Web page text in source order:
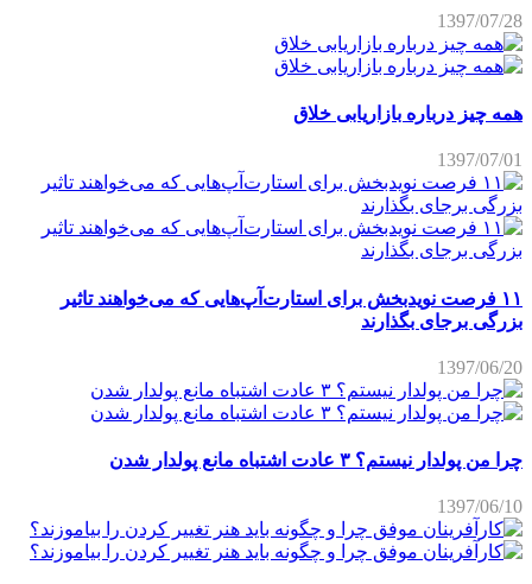
1397/07/28
همه چیز درباره بازاریابی خلاق
1397/07/01
۱۱ فرصت نویدبخش برای استارت‌آپ‌هایی که می‌خواهند تاثیر
بزرگی برجای بگذارند
1397/06/20
چرا من پولدار نیستم؟ ۳ عادت اشتباه مانع پولدار شدن
1397/06/10